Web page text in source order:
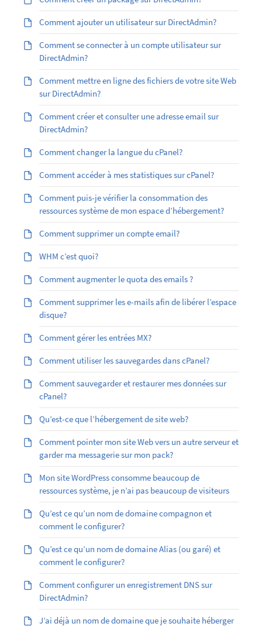
Comment ajouter un utilisateur sur DirectAdmin?
Comment se connecter à un compte utilisateur sur
DirectAdmin?
Comment mettre en ligne des fichiers de votre site Web
sur DirectAdmin?
Comment créer et consulter une adresse email sur
DirectAdmin?
Comment changer la langue du cPanel?
Comment accéder à mes statistiques sur cPanel?
Comment puis-je vérifier la consommation des
ressources système de mon espace d’hébergement?
Comment supprimer un compte email?
WHM c’est quoi?
Comment augmenter le quota des emails ?
Comment supprimer les e-mails afin de libérer l’espace
disque?
Comment gérer les entrées MX?
Comment utiliser les sauvegardes dans cPanel?
Comment sauvegarder et restaurer mes données sur
cPanel?
Qu’est-ce que l’hébergement de site web?
Comment pointer mon site Web vers un autre serveur et
garder ma messagerie sur mon pack?
Mon site WordPress consomme beaucoup de
ressources système, je n’ai pas beaucoup de visiteurs
Qu’est ce qu’un nom de domaine compagnon et
comment le configurer?
Qu’est ­ce qu’un nom de domaine Alias (ou garé) et
comment le configurer?
Comment configurer un enregistrement DNS sur
DirectAdmin?
J’ai déjà un nom de domaine que je souhaite héberger